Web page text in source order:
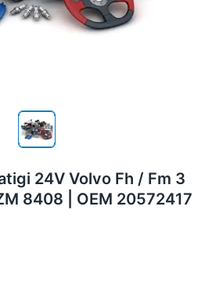
24V Volvo Fh / Fm 3
8408 | OEM 20572417